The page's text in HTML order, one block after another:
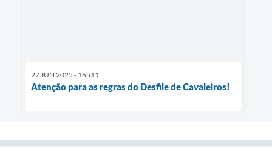
27 JUN 2025 - 16h11
Atenção para as regras do Desfile de Cavaleiros!